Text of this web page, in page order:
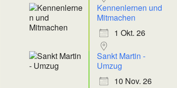
Kennenlernen und
Mitmachen
1 Okt. 26
Sankt Martin -
Umzug
10 Nov. 26